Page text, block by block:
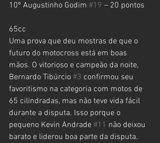
10º Augustinho Godim #19 – 20 pontos
65cc
Uma prova que deu mostras de que o
futuro do motocross está em boas
mãos. O vitorioso e campeão da noite,
Bernardo Tibúrcio #3 confirmou seu
favoritismo na categoria com motos de
65 cilindradas, mas não teve vida fácil
durante a disputa. Isso porque o
pequeno Kevin Andrade #11 não deixou
barato e liderou boa parte da disputa.